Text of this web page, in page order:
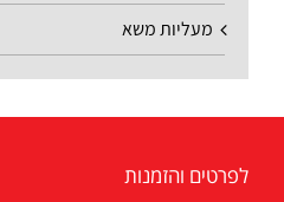
מעליות משא
לפרטים והזמנות